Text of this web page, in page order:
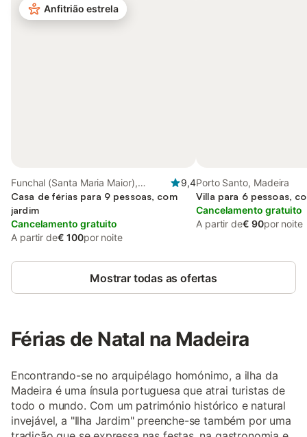
Anfitrião estrela
Funchal (Santa Maria Maior),
Madeira
9,4
Casa de férias para 9 pessoas, com
jardim
Cancelamento gratuito
A partir de€ 100por noite
Porto Santo, Madeira
Villa para 6 pessoas,
Cancelamento gratuito
A partir de€ 90por noite
Mostrar todas as ofertas
Férias de Natal na Madeira
Encontrando-se no arquipélago homónimo, a ilha da
Madeira é uma ínsula portuguesa que atrai turistas de
todo o mundo. Com um património histórico e natural
invejável, a "Ilha Jardim" preenche-se também por uma